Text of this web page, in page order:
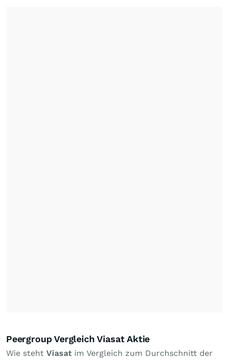
Peergroup Vergleich Viasat Aktie
Wie steht Viasat im Vergleich zum Durchschnitt der